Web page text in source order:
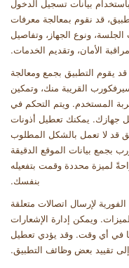
بيانات تسجيل الدخول
قد نقوم بمعالجة معرفات
ونوع الجهاز، وتفاصيل
الأمان، وتقديم الخدمات.
يقوم التطبيق بجمع ومعالجة
القريبة منك، وتمكين
المستخدم. ويتم التحكم في
جهازك. يمكنك تعطيل أذونات
قد لا تعمل بالشكل المطلوب
بجمع بيانات الموقع الدقيقة
لميزة محددة وقمت بتفعيله
بنفسك.
لإرسال اتصالات متعلقة
ويمكن إدارة الإشعارات
في أي وقت. وقد يؤدي تعطيل
تقييد بعض وظائف التطبيق.